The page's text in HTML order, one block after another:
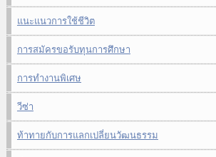
แนะแนวการใช้ชีวิต
การสมัครขอรับทุนการศึกษา
การทำงานพิเศษ
วีซ่า
ท้าทายกับการแลกเปลี่ยนวัฒนธรรม